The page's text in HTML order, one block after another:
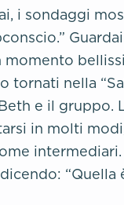
i sondaggi
momento
tornati nella
e il gruppo.
in molti
intermediari.
“Quella